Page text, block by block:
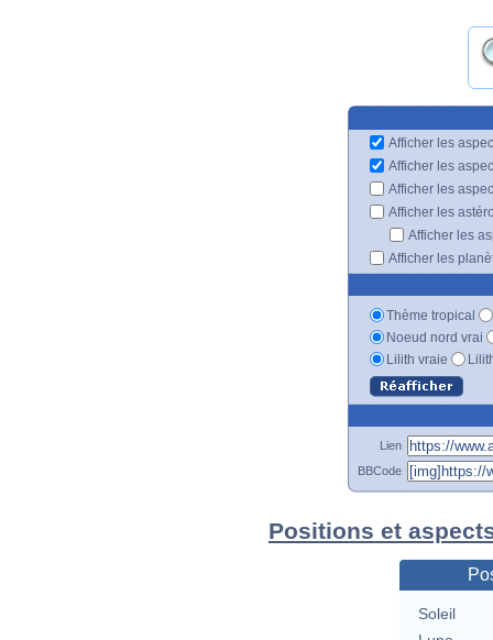
Afficher les
Afficher les
Afficher les
Afficher les
Afficher les
Afficher les
Thème tropical
Noeud nord vrai
Lilith vraie
Lien
BBCode
Positions et
Soleil